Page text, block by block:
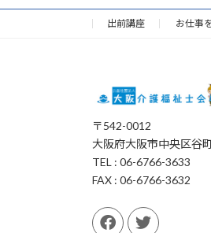
出前講座 お仕事
〒542-0012
大阪府大阪市中央区谷
TEL : 06-6766-3633
FAX : 06-6766-3632